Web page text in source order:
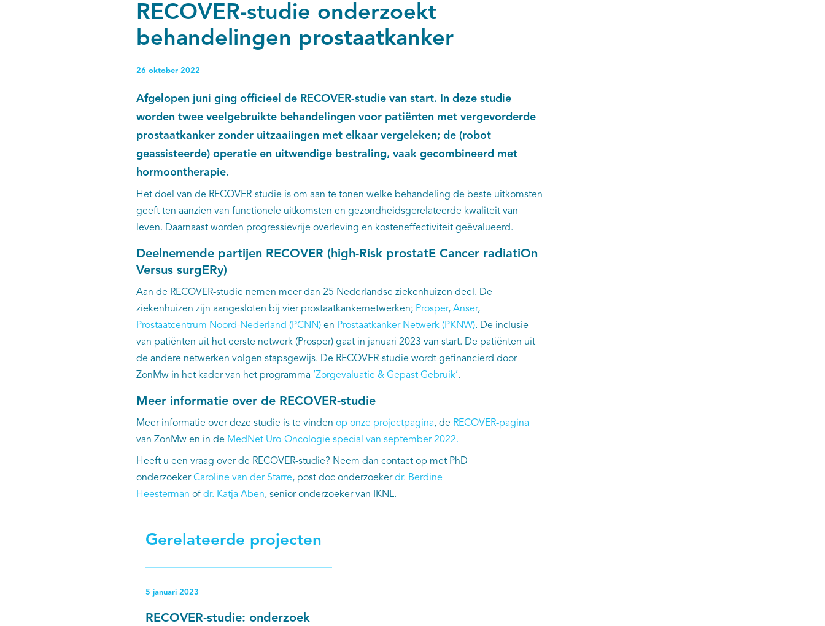
RECOVER-studie onderzoekt
behandelingen prostaatkanker
26 oktober 2022
Afgelopen juni ging officieel de RECOVER-studie van start. In deze studie
worden twee veelgebruikte behandelingen voor patiënten met vergevorderde
prostaatkanker zonder uitzaaiingen met elkaar vergeleken; de (robot
geassisteerde) operatie en uitwendige bestraling, vaak gecombineerd met
hormoontherapie.
Het doel van de RECOVER-studie is om aan te tonen welke behandeling de beste uitkomsten
geeft ten aanzien van functionele uitkomsten en gezondheidsgerelateerde kwaliteit van
leven. Daarnaast worden progressievrije overleving en kosteneffectiviteit geëvalueerd.
Deelnemende partijen RECOVER (high-Risk prostatE Cancer radiatiOn
Versus surgERy)
Aan de RECOVER-studie nemen meer dan 25 Nederlandse ziekenhuizen deel. De
ziekenhuizen zijn aangesloten bij vier prostaatkankernetwerken; Prosper, Anser,
Prostaatcentrum Noord-Nederland (PCNN) en Prostaatkanker Netwerk (PKNW). De inclusie
van patiënten uit het eerste netwerk (Prosper) gaat in januari 2023 van start. De patiënten uit
de andere netwerken volgen stapsgewijs. De RECOVER-studie wordt gefinancierd door
ZonMw in het kader van het programma ‘Zorgevaluatie & Gepast Gebruik’.
Meer informatie over de RECOVER-studie
Meer informatie over deze studie is te vinden op onze projectpagina, de RECOVER-pagina
van ZonMw en in de MedNet Uro-Oncologie special van september 2022.
Heeft u een vraag over de RECOVER-studie? Neem dan contact op met PhD
onderzoekerCaroline van der Starre, post doc onderzoekerdr. Berdine
Heesterman of dr. Katja Aben, senior onderzoeker van IKNL.
Gerelateerde projecten
5 januari 2023
RECOVER-studie: onderzoek